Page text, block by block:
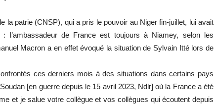
la patrie (CNSP), qui a pris le pouvoir au Niger fin-juillet, lui avait
l’ambassadeur de France est toujours à Niamey, selon les
Macron a en effet évoqué la situation de Sylvain Itté lors de
ces derniers mois à des situations dans certains pays
[en guerre depuis le 15 avril 2023, Ndlr] où la France a été
et je salue votre collègue et vos collègues qui écoutent depuis